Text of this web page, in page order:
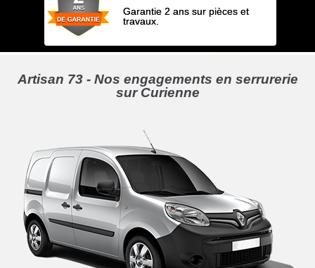
Garantie 2 ans sur pièces et
travaux.
Artisan 73 - Nos engagements en serrurerie
sur Curienne